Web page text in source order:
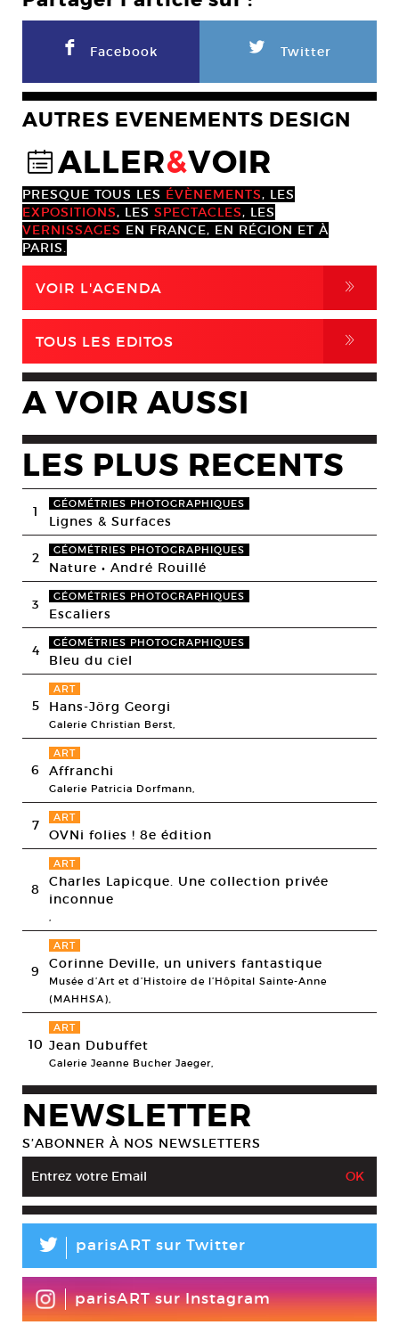
F Facebook L Twitter
AUTRES EVENEMENTS DESIGN
@ALLER&VOIR
PRESQUE TOUS LES ÉVÈNEMENTS, LES
EXPOSITIONS, LES SPECTACLES, LES
VERNISSAGES EN FRANCE, EN RÉGION ET À
PARIS.
VOIR L'AGENDA ,
TOUS LES EDITOS ,
A VOIR AUSSI
LES PLUS RECENTS
1 GÉOMÉTRIES PHOTOGRAPHIQUES
Lignes & Surfaces
2 GÉOMÉTRIES PHOTOGRAPHIQUES
Nature • André Rouillé
3 GÉOMÉTRIES PHOTOGRAPHIQUES
Escaliers
4 GÉOMÉTRIES PHOTOGRAPHIQUES
Bleu du ciel
5
ART
Hans-Jörg Georgi
Galerie Christian Berst,
6
ART
Affranchi
Galerie Patricia Dorfmann,
7 ART
OVNi folies ! 8e édition
8
ART
Charles Lapicque. Une collection privée
inconnue
9
ART
Corinne Deville, un univers fantastique
Musée d’Art et d’Histoire de l’Hôpital Sainte-Anne
(MAHHSA),
10
ART
Jean Dubuffet
Galerie Jeanne Bucher Jaeger,
NEWSLETTER
S’ABONNER À NOS NEWSLETTERS
L parisART sur Twitter
parisART sur Instagram